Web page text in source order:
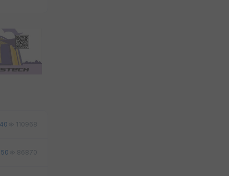
40 110968
50 86870